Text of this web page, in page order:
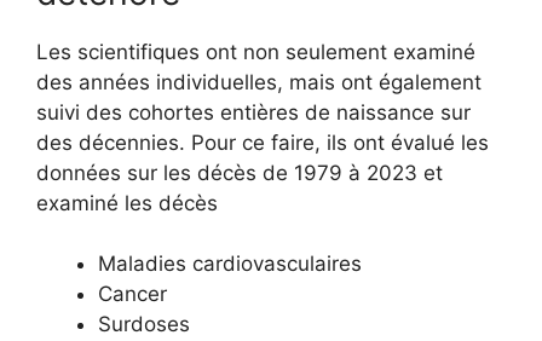
Les scientifiques ont non seulement examiné
des années individuelles, mais ont également
suivi des cohortes entières de naissance sur
des décennies. Pour ce faire, ils ont évalué les
données sur les décès de 1979 à 2023 et
examiné les décès
Maladies cardiovasculaires
Cancer
Surdoses